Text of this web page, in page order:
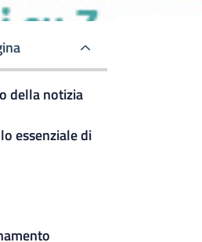
della notizia
essenziale di